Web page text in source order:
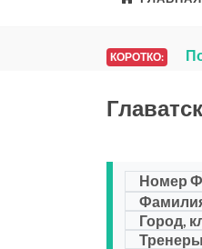
КОРОТКО:
Номер
Город,
Тренеры